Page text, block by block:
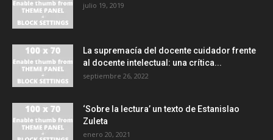
julio 19, 2019
La supremacía del docente cuidador frente
al docente intelectual: una crítica...
septiembre 26, 2022
‘Sobre la lectura’ un texto de Estanislao
Zuleta
enero 20, 2021